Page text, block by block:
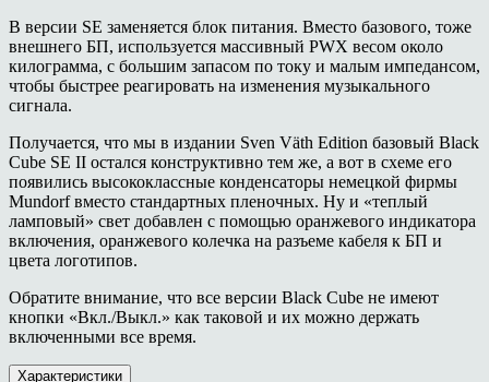
В версии SE заменяется блок питания. Вместо базового, тоже
внешнего БП, используется массивный PWX весом около
килограмма, с большим запасом по току и малым импедансом,
чтобы быстрее реагировать на изменения музыкального
сигнала.
Получается, что мы в издании Sven Väth Edition базовый Black
Cube SE II остался конструктивно тем же, а вот в схеме его
появились высококлассные конденсаторы немецкой фирмы
Mundorf вместо стандартных пленочных. Ну и «теплый
ламповый» свет добавлен с помощью оранжевого индикатора
включения, оранжевого колечка на разъеме кабеля к БП и
цвета логотипов.
Обратите внимание, что все версии Black Cube не имеют
кнопки «Вкл./Выкл.» как таковой и их можно держать
включенными все время.
Характеристики